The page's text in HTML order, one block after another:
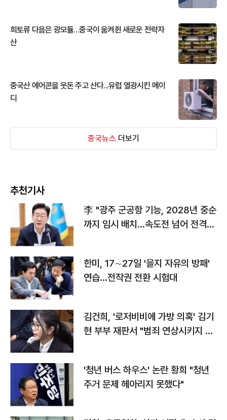
희토류 다음은 광모듈…중국이 움켜쥔 새로운 전략자
산
중국산 에어콘을 웃돈 주고 산다...유럽 열광시킨 메이
디
중국뉴스 더보기
추천기사
李 "광주 군공항 기능, 2028년 중순
까지 임시 배치…속도전 넘어 전격
한미, 17∼27일 '을지 자유의 방패'
연습…전작권 전환 시험대
김건희, '로저비비에 가방 의혹' 김기
현 부부 재판서 "범죄 연상시키지 말
'청년 버스 하우스' 논란 황희 "청년
주거 문제 헤아리지 못했다"